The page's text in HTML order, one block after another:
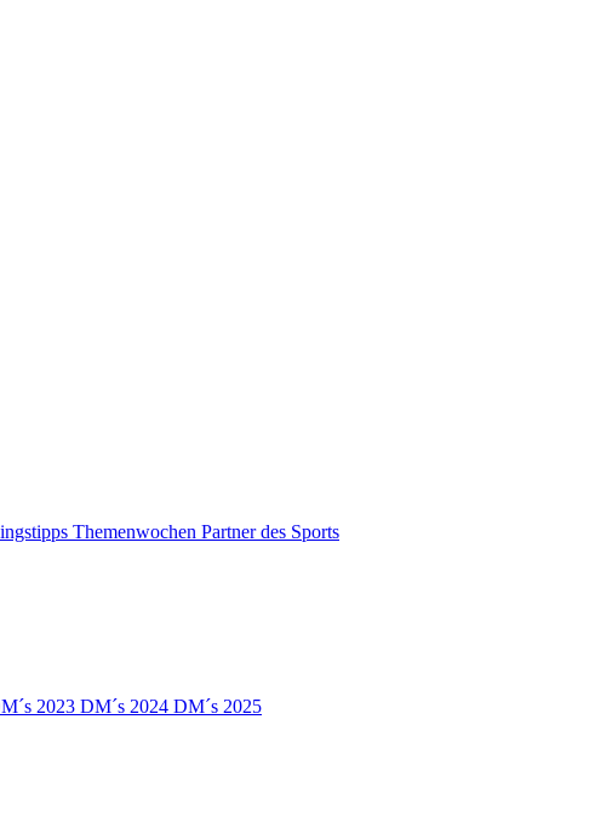
Themenwochen Partner des Sports
2023 DM´s 2024 DM´s 2025